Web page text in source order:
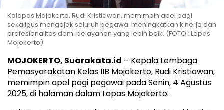
Kalapas Mojokerto, Rudi Kristiawan, memimpin apel pagi
sekaligus mengajak seluruh pegawai meningkatkan kinerja dan
profesionalitas demi pelayanan yang lebih baik. (FOTO : Lapas
Mojokerto)
MOJOKERTO, Suarakata.id – Kepala Lembaga
Pemasyarakatan Kelas IIB Mojokerto, Rudi Kristiawan,
memimpin apel pagi pegawai pada Senin, 4 Agustus
2025, di halaman dalam Lapas Mojokerto.